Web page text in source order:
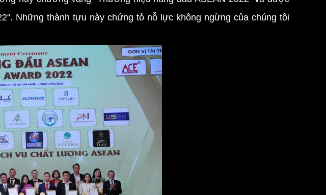
Những thành tựu này chứng tỏ nỗ lực không ngừng của chúng tôi